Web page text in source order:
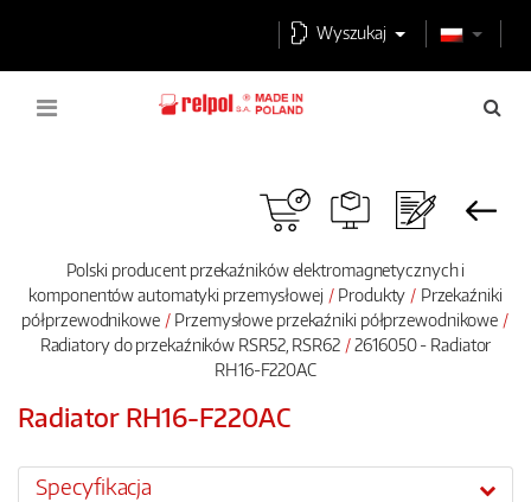
Wyszukaj
Polski producent przekaźników elektromagnetycznych i
komponentów automatyki przemysłowej
Produkty
Przekaźniki
półprzewodnikowe
Przemysłowe przekaźniki półprzewodnikowe
Radiatory do przekaźników RSR52, RSR62
2616050 - Radiator
RH16-F220AC
Radiator RH16-F220AC
Specyfikacja